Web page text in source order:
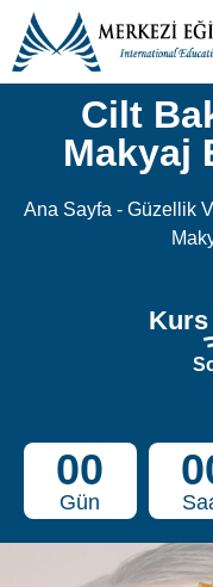
Cilt
Makyaj
Ana Sayfa - Güzellik
Kurs
00
Gün